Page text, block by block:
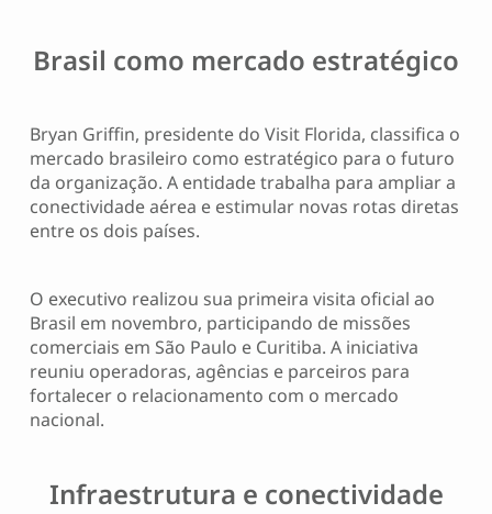
Brasil como mercado estratégico
Bryan Griffin, presidente do Visit Florida, classifica o
mercado brasileiro como estratégico para o futuro
da organização. A entidade trabalha para ampliar a
conectividade aérea e estimular novas rotas diretas
entre os dois países.
O executivo realizou sua primeira visita oficial ao
Brasil em novembro, participando de missões
comerciais em São Paulo e Curitiba. A iniciativa
reuniu operadoras, agências e parceiros para
fortalecer o relacionamento com o mercado
nacional.
Infraestrutura e conectividade